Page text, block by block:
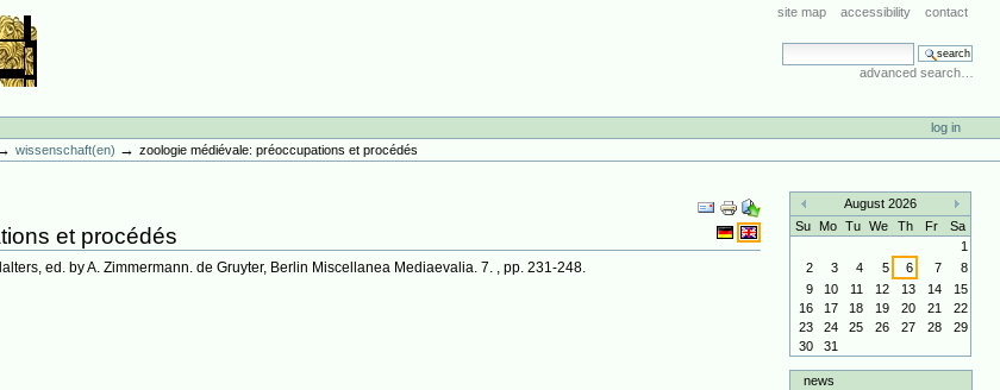
site map accessibility contact
search site
advanced search…
log in
wissenschaft(en) →zoologie médiévale: préoccupations et procédés
Document
Actions
et procédés
ed. by A. Zimmermann. de Gruyter, Berlin Miscellanea Mediaevalia. 7. , pp. 231-248.
«
August 2026
»
Su Mo Tu We Th Fr
Sa
1
2
3 4 5 6 7
8
9
10 11 12 13 14
15
16
17 18 19 20 21
22
23
24 25 26 27 28
29
30
31
news